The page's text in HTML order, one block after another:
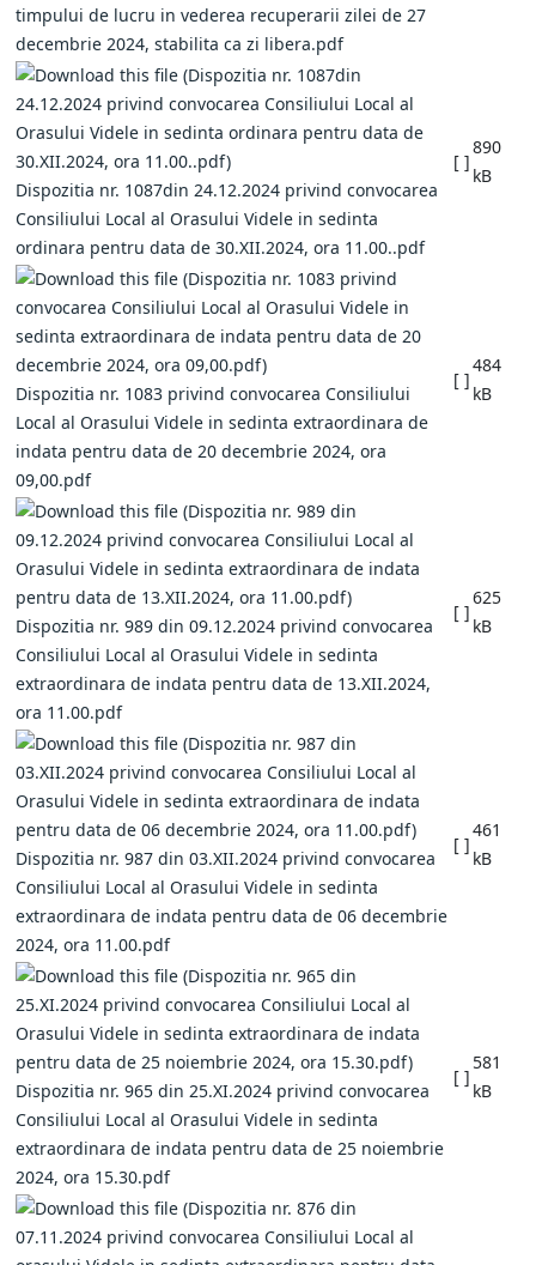
timpului de lucru in vederea recuperarii zilei de 27
decembrie 2024, stabilita ca zi libera.pdf
Dispozitia nr. 1087din 24.12.2024 privind convocarea
Consiliului Local al Orasului Videle in sedinta
ordinara pentru data de 30.XII.2024, ora 11.00..pdf
[ ]
890
kB
Dispozitia nr. 1083 privind convocarea Consiliului
Local al Orasului Videle in sedinta extraordinara de
indata pentru data de 20 decembrie 2024, ora
09,00.pdf
[ ]
484
kB
Dispozitia nr. 989 din 09.12.2024 privind convocarea
Consiliului Local al Orasului Videle in sedinta
extraordinara de indata pentru data de 13.XII.2024,
ora 11.00.pdf
[ ]
625
kB
Dispozitia nr. 987 din 03.XII.2024 privind convocarea
Consiliului Local al Orasului Videle in sedinta
extraordinara de indata pentru data de 06 decembrie
2024, ora 11.00.pdf
[ ]
461
kB
Dispozitia nr. 965 din 25.XI.2024 privind convocarea
Consiliului Local al Orasului Videle in sedinta
extraordinara de indata pentru data de 25 noiembrie
2024, ora 15.30.pdf
[ ]
581
kB